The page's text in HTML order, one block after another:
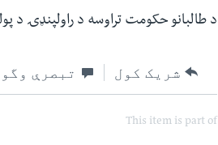
د طالبانو حکومت تراوسه د راولپنډۍ د
شریک کول تبصرې
This item is part of